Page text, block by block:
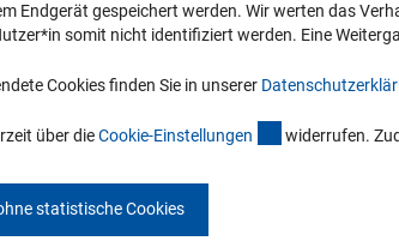
Design
Barriere melden
Endgerät gespeichert werden. Wir werten das
somit nicht identifiziert werden. Eine
Cookies finden Sie in unserer
über dieCookie-Einstellungen (interner Link)
widerrufen.
statistische Cookies